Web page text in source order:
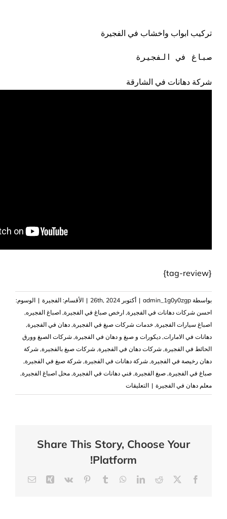
تركيب ابواب واخشاب في الفجيرة
صباغ في الفجيرة
شركة دهانات في الشارقة
{tag-review}
بواسطة admin_1g0y0zgp
| أكتوبر 26th, 2024 | الأقسام: الفجيرة | الوسوم:
احسن شركات دهانات في الفجيرة, ارخص صباغ في الفجيرة, اصباغ الفجيره,
اصباغ سيارات الفجيرة, خدمات شركات صبغ في الفجيرة, دهان في الفجيرة,
دهانات في الامارات, ديكورات و صبغ و دهان في الفجيرة, شركات الصبغ وورق
الحائط في الفجيرة, شركات دهان في الفجيرة, ‏شركات صبغ بالفجيرة, شركة
دهان رخيصة في الفجيرة, شركة دهانات في الفجيرة, شركة صبغ في الفجيرة,
صباغ في الفجيرة, صبغ الفجيرة, فني دهانات في الفجيرة, محل اصباغ الفجيرة,
معلم دهان في الفجيرة | التعليقاتعلى
شركة
|0503418441|
افضل
مغلقة
Share This Story, Choose Your
Platform!
Facebook
X
Reddit
LinkedIn
WhatsApp
Tumblr
Pinterest
Vk
Xing
Email